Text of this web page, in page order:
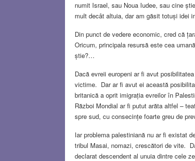
numit Israel, sau Noua Iudee, sau cine
mult decât altuia, dar am găsit totuși idei
Din punct de vedere economic, cred că
Oricum, principala resursă este cea
știe?…
Dacă evreii europeni ar fi avut
victime. Dar ar fi avut ei această
britanică a oprit imigrația evreilor în
Război Mondial ar fi putut arăta altfel –
spre sud, cu consecințe foarte greu de
Iar problema palestiniană nu ar fi existat
tribul Masai, nomazi, crescători de vite.
declarat descendent al unuia dintre cele